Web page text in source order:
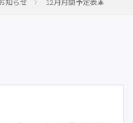
知らせ 12月月間予定表🎄